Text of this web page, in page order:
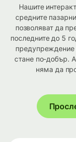
Нашите
средните
позволяват да
последните до 5
предупреждение
стане по-добър.
няма да